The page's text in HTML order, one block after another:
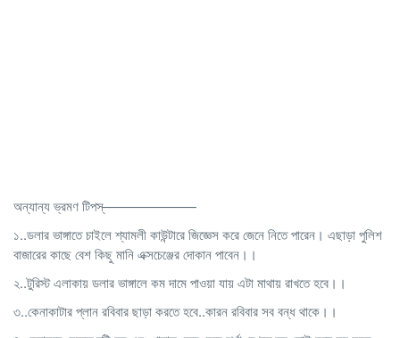
অন্যান্য ভ্রমণ টিপস্———————
১..ডলার ভাঙ্গাতে চাইলে শ্যামলী কাউন্টারে জিজ্ঞেস করে জেনে নিতে পারেন। এছাড়া পুলিশ
বাজারের কাছে বেশ কিছু মানি এক্সচেঞ্জের দোকান পাবেন।।
২..টুরিস্ট এলাকায় ডলার ভাঙ্গালে কম দামে পাওয়া যায় এটা মাথায় রাখতে হবে।।
৩..কেনাকাটার প্লান রবিবার ছাড়া করতে হবে..কারন রবিবার সব বন্ধ থাকে।।